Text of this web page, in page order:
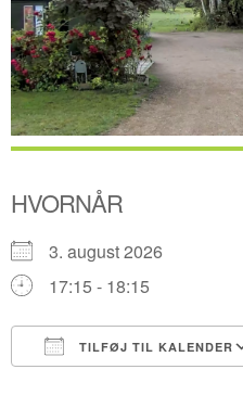
HVORNÅR
3. august 2026
17:15 - 18:15
TILFØJ TIL KALENDER